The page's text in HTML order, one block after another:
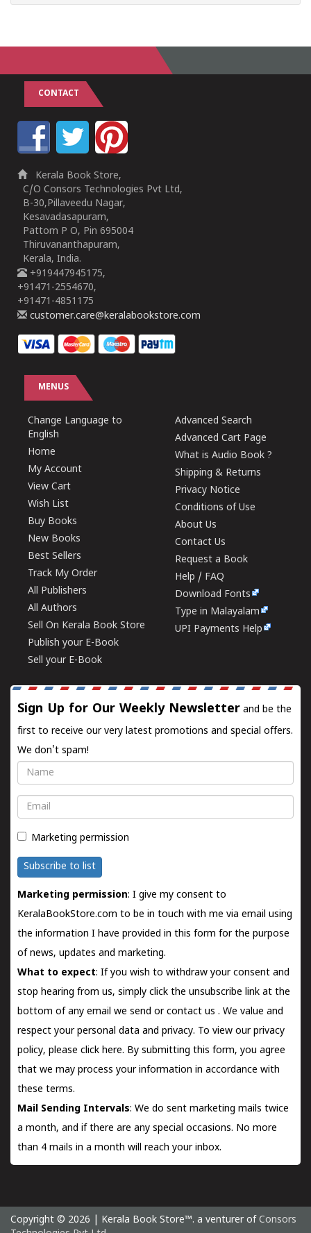
CONTACT
Kerala Book Store,
C/O Consors Technologies Pvt Ltd,
B-30,Pillaveedu Nagar,
Kesavadasapuram,
Pattom P O, Pin 695004
Thiruvananthapuram,
Kerala, India.
+919447945175,
+91471-2554670,
+91471-4851175
customer.care@keralabookstore.com
MENUS
Change Language to
English
Home
My Account
View Cart
Wish List
Buy Books
New Books
Best Sellers
Track My Order
All Publishers
All Authors
Sell On Kerala Book Store
Publish your E-Book
Sell your E-Book
Advanced Search
Advanced Cart Page
What is Audio Book ?
Shipping & Returns
Privacy Notice
Conditions of Use
About Us
Contact Us
Request a Book
Help / FAQ
Download Fonts
Type in Malayalam
UPI Payments Help
Sign Up for Our Weekly Newsletter and be the
first to receive our very latest promotions and special offers.
We don't spam!
Name
Email
Marketing permission
Subscribe to list
Marketing permission: I give my consent to
KeralaBookStore.com to be in touch with me via email using
the information I have provided in this form for the purpose
of news, updates and marketing.
What to expect: If you wish to withdraw your consent and
stop hearing from us, simply click the unsubscribe link at the
bottom of any email we send orcontact us . We value and
respect your personal data and privacy. To view our privacy
policy, please click here. By submitting this form, you agree
that we may process your information in accordance with
these terms.
Mail Sending Intervals: We do sent marketing mails twice
a month, and if there are any special occasions. No more
than 4 mails in a month will reach your inbox.
Copyright © 2026 | Kerala Book Store™. a venturer of Consors